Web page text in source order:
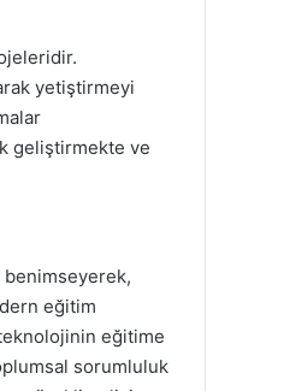
yetiştirmeyi
geliştirmekte ve
benimseyerek,
eğitim
eğitime
sorumluluk